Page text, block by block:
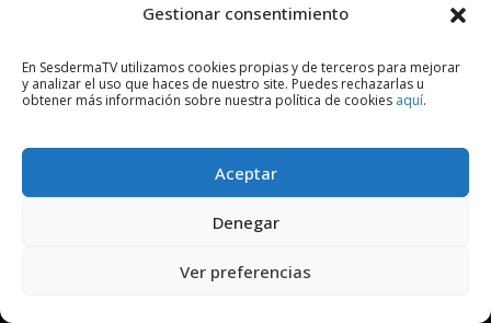
Gestionar consentimiento
En SesdermaTV utilizamos cookies propias y de terceros para mejorar
y analizar el uso que haces de nuestro site. Puedes rechazarlas u
obtener más información sobre nuestra política de cookies aquí.
Aceptar
Denegar
Ver preferencias
CONTACTO
AVISO LEGAL
POLÍTICA DE PRIVACIDAD